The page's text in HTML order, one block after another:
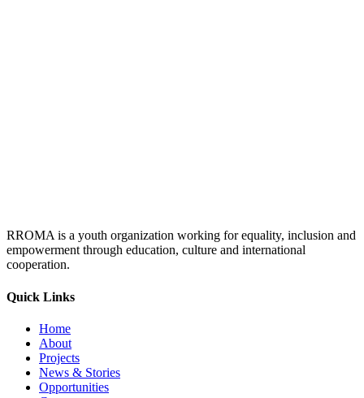
RROMA is a youth organization working for equality, inclusion and
empowerment through education, culture and international
cooperation.
Quick Links
Home
About
Projects
News & Stories
Opportunities